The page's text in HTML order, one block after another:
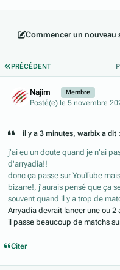
Commencer un nouveau
PREMIÈRE PAGE
PRÉCÉDENT
Najim Membre
Posté(e) le 5 novembre
il y a 3 minutes, warbix a dit :
j'ai eu un doute quand je n'ai
d'arryadia!!
donc ça passe sur YouTube
bizarre!, j'aurais pensé que ça
souvent quand il y a trop de
Arryadia devrait lancer une ou
il passe beaucoup de matchs
Citer